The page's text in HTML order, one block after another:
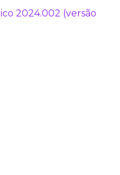
2024.002 (versão